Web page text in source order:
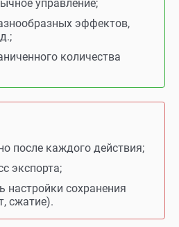
управление;
эффектов,
количества
после каждого действия;
экспорта;
настройки сохранения
сжатие).